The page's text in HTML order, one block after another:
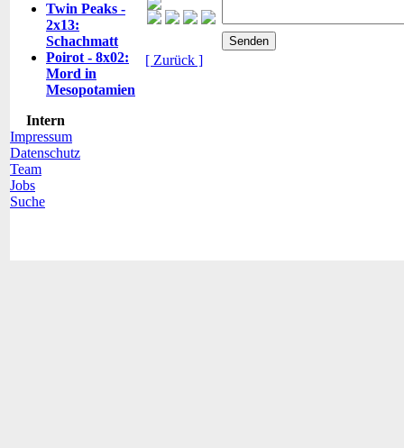
Twin Peaks -
2x13:
Schachmatt
Poirot - 8x02:
Mord in
Mesopotamien
Intern
Impressum
Datenschutz
Team
Jobs
Suche
[ Zurück ]